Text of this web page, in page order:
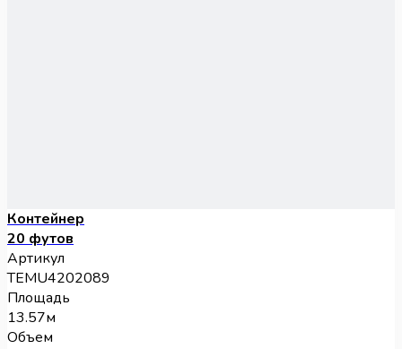
Контейнер
20 футов
Артикул
TEMU4202089
Площадь
13.57м
Объем